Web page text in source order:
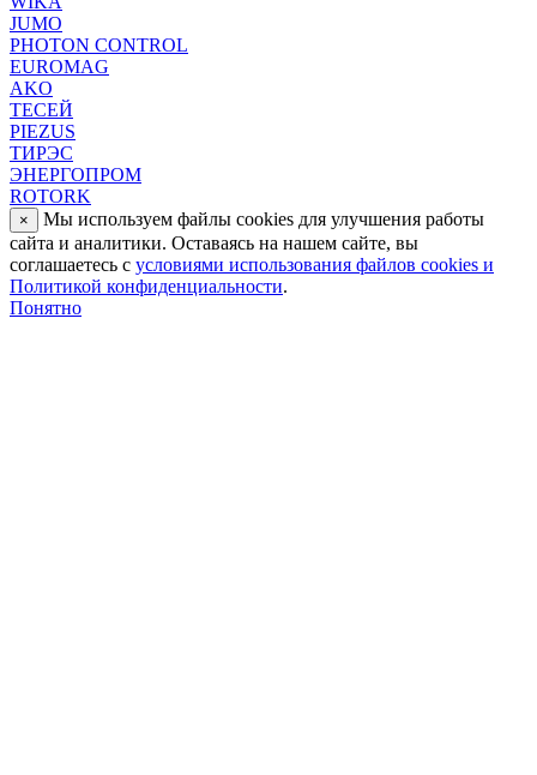
JUMO
PHOTON CONTROL
EUROMAG
AKO
ТЕСЕЙ
PIEZUS
ТИРЭС
ЭНЕРГОПРОМ
ROTORK
×
Мы используем файлы cookies для улучшения работы
сайта и аналитики. Оставаясь на нашем сайте, вы
соглашаетесь с условиями использования файлов cookies и
Политикой конфиденциальности.
Понятно